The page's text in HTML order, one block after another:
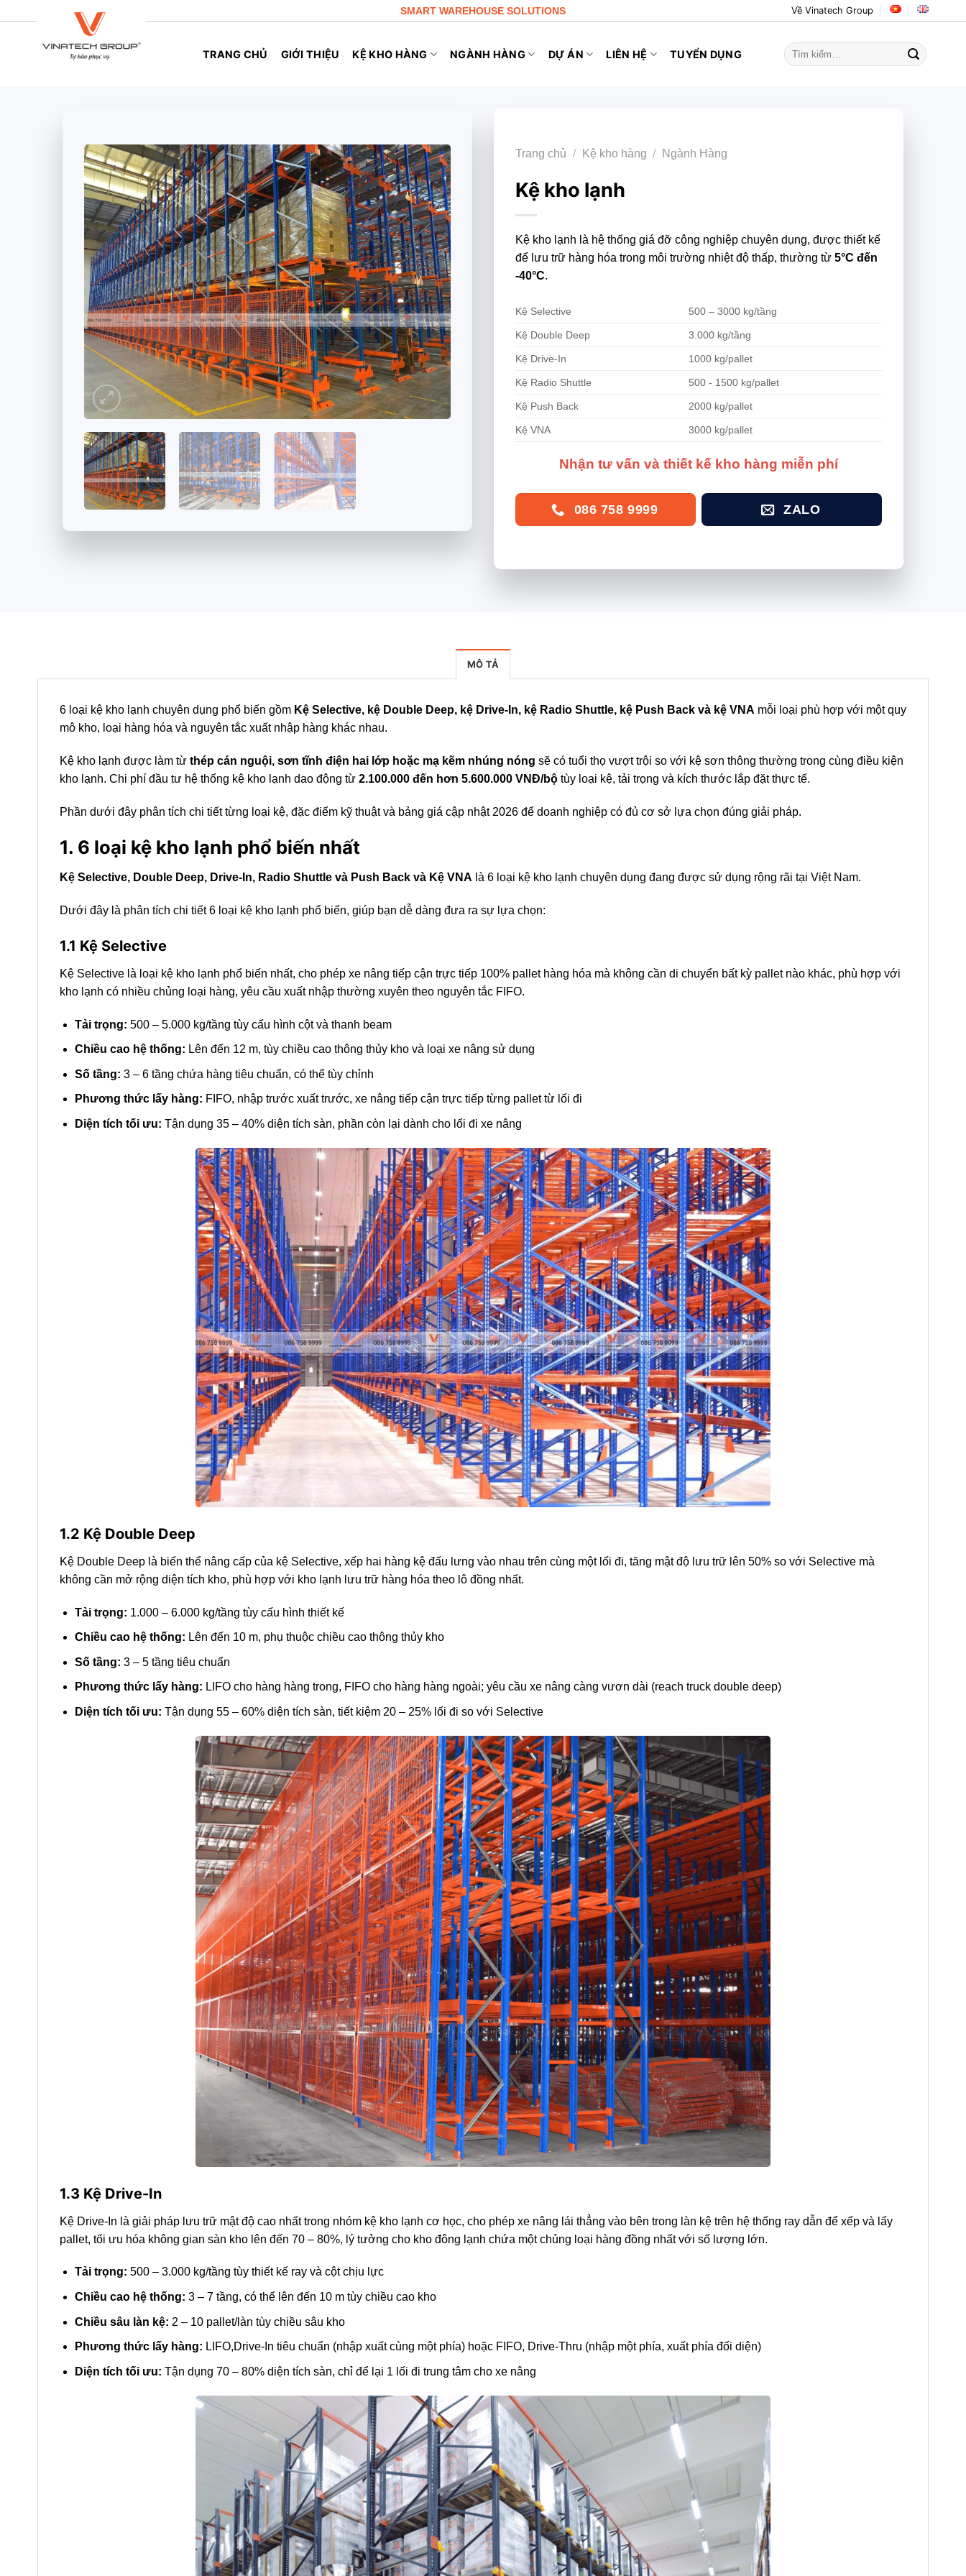
SMART WAREHOUSE SOLUTIONS Về Vinatech Group
TRANG CHỦ GIỚI THIỆU KỆ KHO HÀNG NGÀNH HÀNG DỰ ÁN LIÊN HỆ TUYỂN DỤNG
Tìm
kiếm:
Trang chủ / Kệ kho hàng / Ngành Hàng
Kệ kho lạnh
Kệ kho lạnh là hệ thống giá đỡ công nghiệp chuyên dụng, được thiết kế
để lưu trữ hàng hóa trong môi trường nhiệt độ thấp, thường từ 5°C đến
-40°C.
Kệ Selective 500 – 3000 kg/tầng
Kệ Double Deep 3.000 kg/tầng
Kệ Drive-In 1000 kg/pallet
Kệ Radio Shuttle 500 - 1500 kg/pallet
Kệ Push Back 2000 kg/pallet
Kệ VNA 3000 kg/pallet
Nhận tư vấn và thiết kế kho hàng miễn phí
086 758 9999 ZALO
MÔ TẢ
6 loại kệ kho lạnh chuyên dụng phổ biến gồm Kệ Selective, kệ Double Deep, kệ Drive-In, kệ Radio Shuttle, kệ Push Back và kệ VNA mỗi loại phù hợp với một quy
mô kho, loại hàng hóa và nguyên tắc xuất nhập hàng khác nhau.
Kệ kho lạnh được làm từ thép cán nguội, sơn tĩnh điện hai lớp hoặc mạ kẽm nhúng nóng sẽ có tuổi thọ vượt trội so với kệ sơn thông thường trong cùng điều kiện
kho lạnh. Chi phí đầu tư hệ thống kệ kho lạnh dao động từ 2.100.000 đến hơn 5.600.000 VNĐ/bộ tùy loại kệ, tải trọng và kích thước lắp đặt thực tế.
Phần dưới đây phân tích chi tiết từng loại kệ, đặc điểm kỹ thuật và bảng giá cập nhật 2026 để doanh nghiệp có đủ cơ sở lựa chọn đúng giải pháp.
1. 6 loại kệ kho lạnh phổ biến nhất
Kệ Selective, Double Deep, Drive-In, Radio Shuttle và Push Back và Kệ VNA là 6 loại kệ kho lạnh chuyên dụng đang được sử dụng rộng rãi tại Việt Nam.
Dưới đây là phân tích chi tiết 6 loại kệ kho lạnh phổ biến, giúp bạn dễ dàng đưa ra sự lựa chọn:
1.1 Kệ Selective
Kệ Selective là loại kệ kho lạnh phổ biến nhất, cho phép xe nâng tiếp cận trực tiếp 100% pallet hàng hóa mà không cần di chuyển bất kỳ pallet nào khác, phù hợp với
kho lạnh có nhiều chủng loại hàng, yêu cầu xuất nhập thường xuyên theo nguyên tắc FIFO.
Tải trọng: 500 – 5.000 kg/tầng tùy cấu hình cột và thanh beam
Chiều cao hệ thống: Lên đến 12 m, tùy chiều cao thông thủy kho và loại xe nâng sử dụng
Số tầng: 3 – 6 tầng chứa hàng tiêu chuẩn, có thể tùy chỉnh
Phương thức lấy hàng: FIFO, nhập trước xuất trước, xe nâng tiếp cận trực tiếp từng pallet từ lối đi
Diện tích tối ưu: Tận dụng 35 – 40% diện tích sàn, phần còn lại dành cho lối đi xe nâng
1.2 Kệ Double Deep
Kệ Double Deep là biến thể nâng cấp của kệ Selective, xếp hai hàng kệ đấu lưng vào nhau trên cùng một lối đi, tăng mật độ lưu trữ lên 50% so với Selective mà
không cần mở rộng diện tích kho, phù hợp với kho lạnh lưu trữ hàng hóa theo lô đồng nhất.
Tải trọng: 1.000 – 6.000 kg/tầng tùy cấu hình thiết kế
Chiều cao hệ thống: Lên đến 10 m, phụ thuộc chiều cao thông thủy kho
Số tầng: 3 – 5 tầng tiêu chuẩn
Phương thức lấy hàng: LIFO cho hàng hàng trong, FIFO cho hàng hàng ngoài; yêu cầu xe nâng càng vươn dài (reach truck double deep)
Diện tích tối ưu: Tận dụng 55 – 60% diện tích sàn, tiết kiệm 20 – 25% lối đi so với Selective
1.3 Kệ Drive-In
Kệ Drive-In là giải pháp lưu trữ mật độ cao nhất trong nhóm kệ kho lạnh cơ học, cho phép xe nâng lái thẳng vào bên trong làn kệ trên hệ thống ray dẫn để xếp và lấy
pallet, tối ưu hóa không gian sàn kho lên đến 70 – 80%, lý tưởng cho kho đông lạnh chứa một chủng loại hàng đồng nhất với số lượng lớn.
Tải trọng: 500 – 3.000 kg/tầng tùy thiết kế ray và cột chịu lực
Chiều cao hệ thống: 3 – 7 tầng, có thể lên đến 10 m tùy chiều cao kho
Chiều sâu làn kệ: 2 – 10 pallet/làn tùy chiều sâu kho
Phương thức lấy hàng: LIFO,Drive-In tiêu chuẩn (nhập xuất cùng một phía) hoặc FIFO, Drive-Thru (nhập một phía, xuất phía đối diện)
Diện tích tối ưu: Tận dụng 70 – 80% diện tích sàn, chỉ để lại 1 lối đi trung tâm cho xe nâng